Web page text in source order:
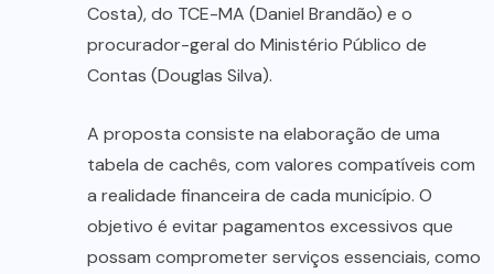
Costa), do TCE-MA (Daniel Brandão) e o
procurador-geral do Ministério Público de
Contas (Douglas Silva).
A proposta consiste na elaboração de uma
tabela de cachês, com valores compatíveis com
a realidade financeira de cada município. O
objetivo é evitar pagamentos excessivos que
possam comprometer serviços essenciais, como